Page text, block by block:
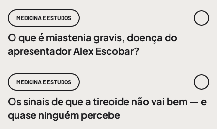
MEDICINA E ESTUDOS
O que é miastenia gravis, doença do
apresentador Alex Escobar?
MEDICINA E ESTUDOS
Os sinais de que a tireoide não vai bem — e
quase ninguém percebe